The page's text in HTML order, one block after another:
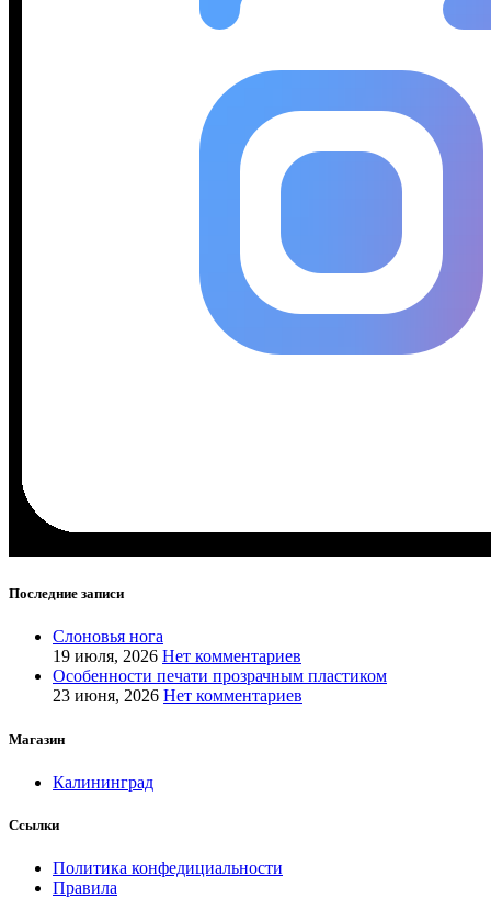
Последние записи
Слоновья нога
19 июля, 2026 Нет комментариев
Особенности печати прозрачным пластиком
23 июня, 2026 Нет комментариев
Магазин
Калининград
Ссылки
Политика конфедициальности
Правила